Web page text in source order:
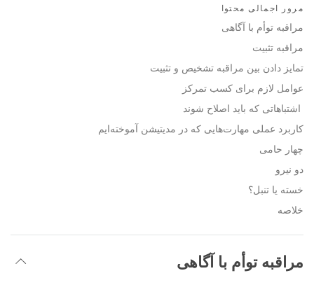
مرور اجمالی محتوا
مراقبه توأم با آگاهی
مراقبه تثبیت
تمایز دادن بین مراقبه تشخیص و تثبیت
عوامل لازم برای کسب تمرکز
اشتباهاتی که باید اصلاح شوند
کاربرد عملی مهارت‌هایی که در مدیتیشن آموخته‌ایم
چهار حامی
دو نیرو
خسته یا تنبل؟
خلاصه
مراقبه توأم با آگاهی